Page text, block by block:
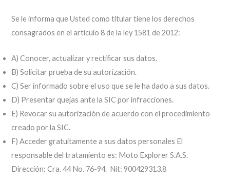
Se le informa que Usted como titular tiene los derechos
consagrados en el artículo 8 de la ley 1581 de 2012:
A) Conocer, actualizar y rectificar sus datos.
B) Solicitar prueba de su autorización.
C) Ser informado sobre el uso que se le ha dado a sus datos.
D) Presentar quejas ante la SIC por infracciones.
E) Revocar su autorización de acuerdo con el procedimiento
creado por la SIC.
F) Acceder gratuitamente a sus datos personales El
responsable del tratamiento es: Moto Explorer S.A.S.
Dirección: Cra. 44 No. 76-94. Nit: 900429313.8